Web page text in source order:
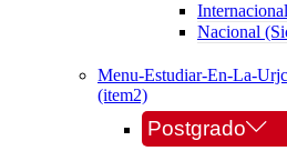
Internacional
Nacional
Menu-Estudiar-En-La-Urjc
(item2)
Postgrado